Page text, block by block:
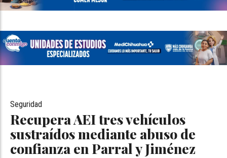
Recupera AEI tres vehículos
sustraídos mediante abuso de
confianza en Parral y Jiménez
Seguridad